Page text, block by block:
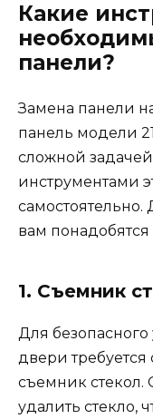
Какие
панели?
Замена панели
панель модели
сложной
инструментами
вам
1. Съемник
Для
двери
съемник стекол.
удалить стекло,